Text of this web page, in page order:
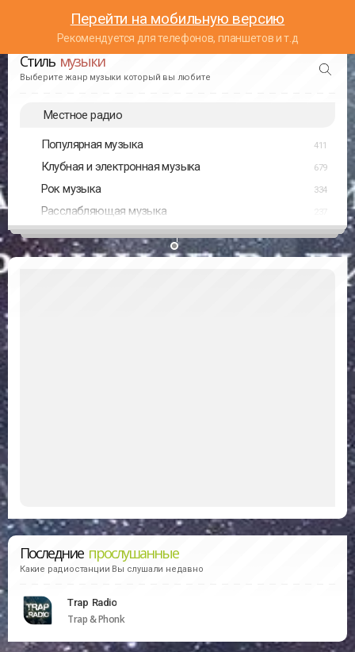
Перейти на мобильную версию
Рекомендуется для телефонов, планшетов и т.д
Стиль музыки
Выберите жанр музыки который вы любите
Местное радио
Популярная музыка 411
Клубная и электронная музыка 679
Рок музыка 334
Расслабляющая музыка
Последние прослушанные
Какие радиостанции Вы слушали недавно
Trap Radio
Trap & Phonk